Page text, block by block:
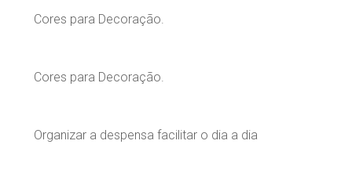
Cores para Decoração.
Cores para Decoração.
Organizar a despensa facilitar o dia a dia